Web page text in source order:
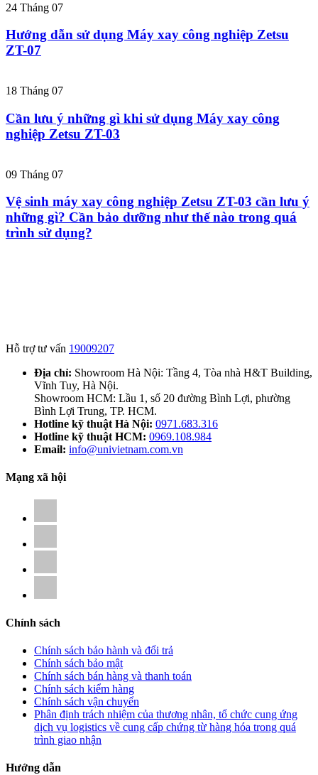
24 Tháng 07
Hướng dẫn sử dụng Máy xay công nghiệp Zetsu
ZT-07
18 Tháng 07
Cần lưu ý những gì khi sử dụng Máy xay công
nghiệp Zetsu ZT-03
09 Tháng 07
Vệ sinh máy xay công nghiệp Zetsu ZT-03 cần lưu ý
những gì? Cần bảo dưỡng như thế nào trong quá
trình sử dụng?
Hỗ trợ tư vấn 19009207
Địa chỉ: Showroom Hà Nội: Tầng 4, Tòa nhà H&T Building,
Vĩnh Tuy, Hà Nội.
Showroom HCM: Lầu 1, số 20 đường Bình Lợi, phường
Bình Lợi Trung, TP. HCM.
Hotline kỹ thuật Hà Nội: 0971.683.316
Hotline kỹ thuật HCM: 0969.108.984
Email: info@univietnam.com.vn
Mạng xã hội
Chính sách
Chính sách bảo hành và đổi trả
Chính sách bảo mật
Chính sách bán hàng và thanh toán
Chính sách kiểm hàng
Chính sách vận chuyển
Phân định trách nhiệm của thương nhân, tổ chức cung ứng
dịch vụ logistics về cung cấp chứng từ hàng hóa trong quá
trình giao nhận
Hướng dẫn